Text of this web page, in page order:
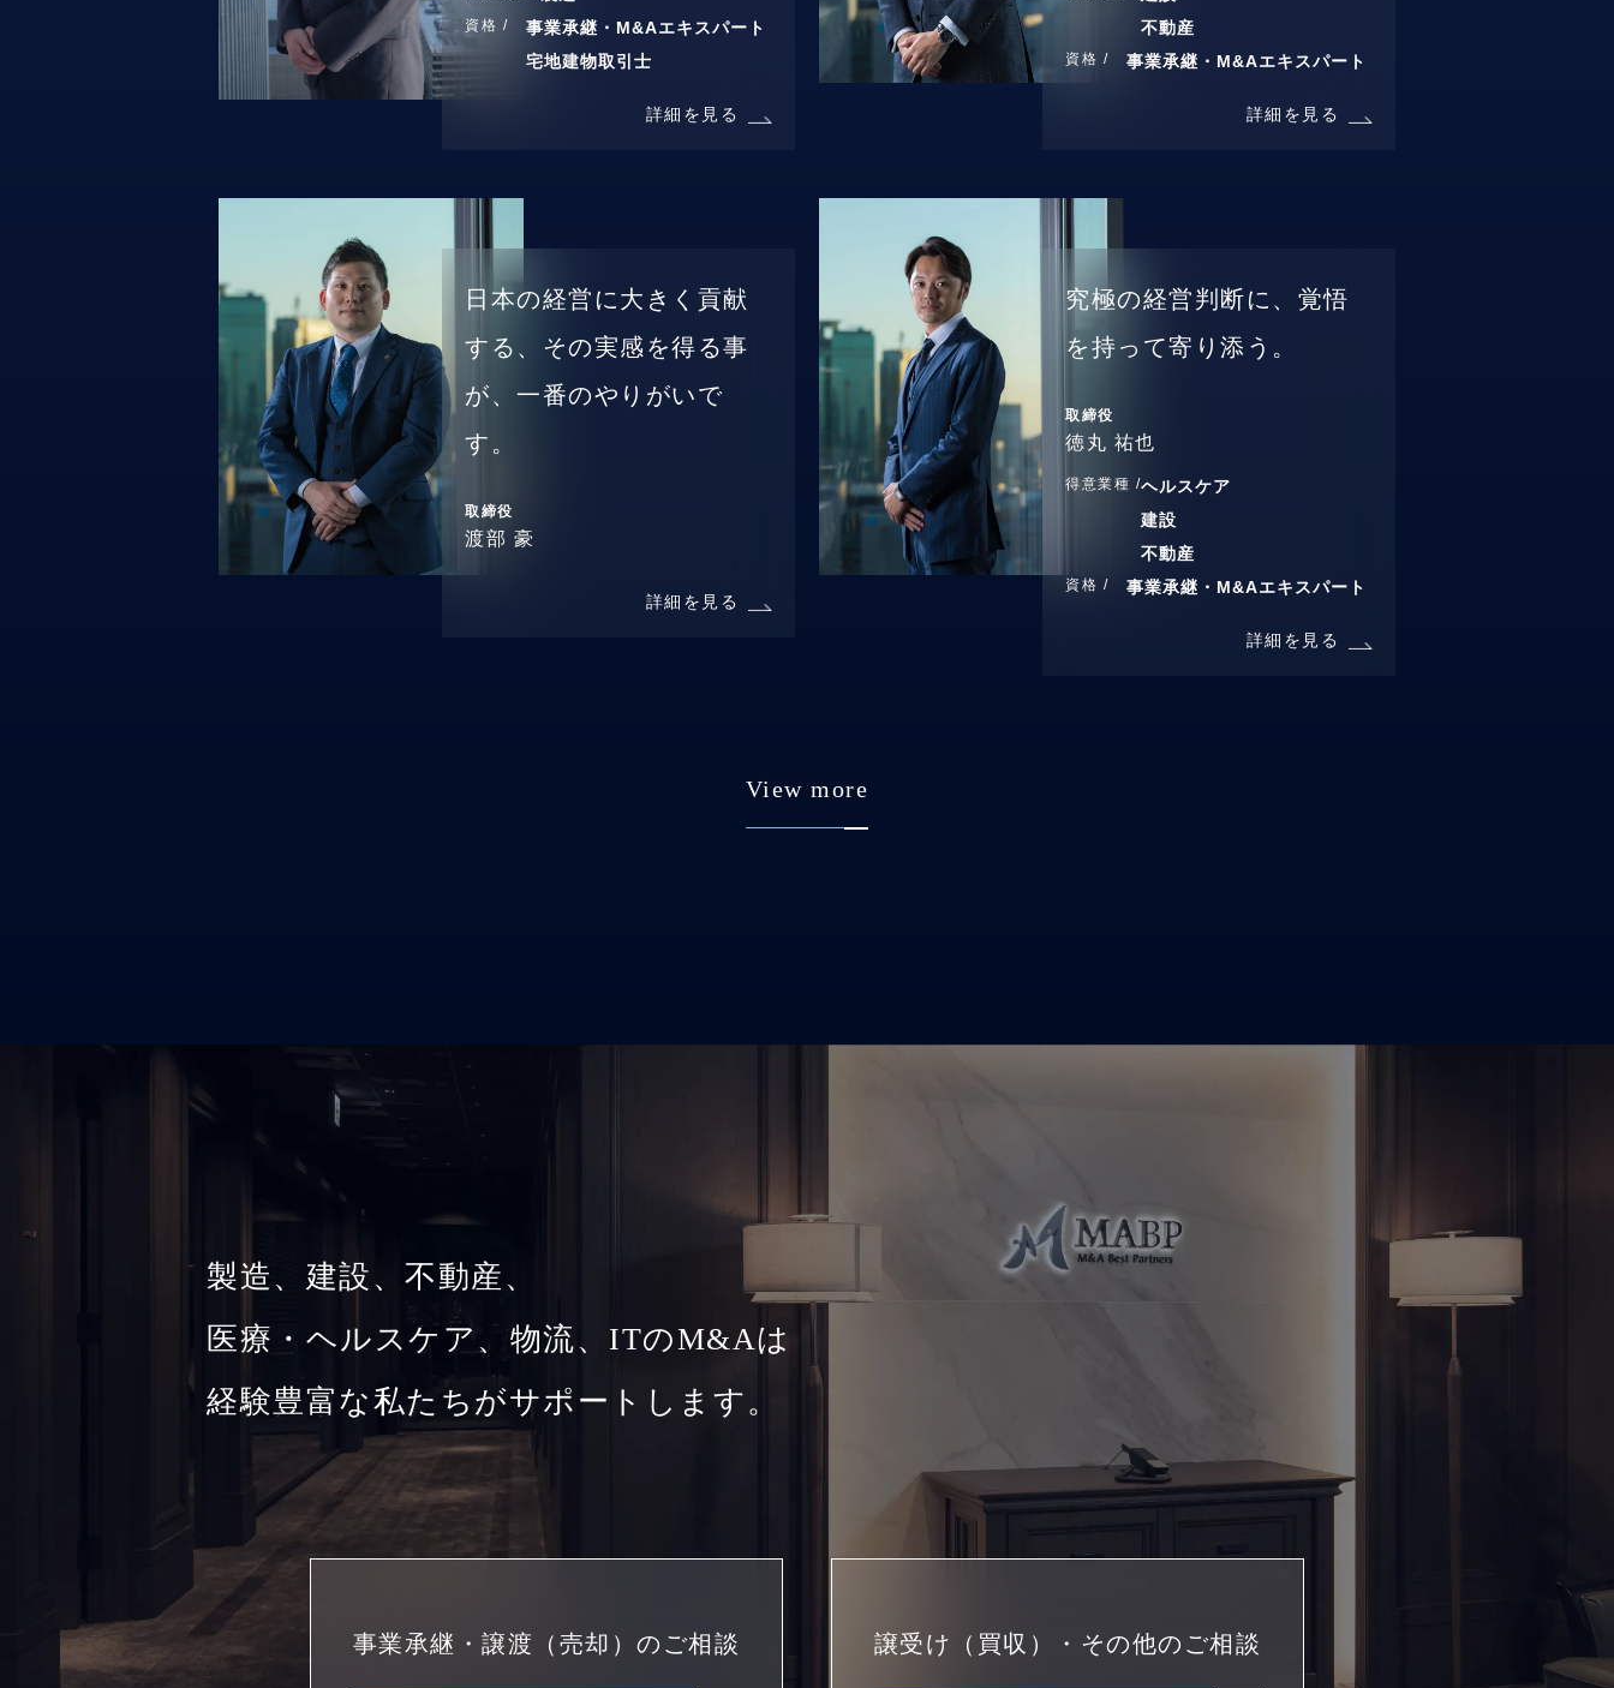
資格 /
事業承継・M&Aエキスパート
宅地建物取引士
詳細を見る
不動産
資格 / 事業承継・M&Aエキスパート
詳細を見る
日本の経営に大きく貢献
する、その実感を得る事
が、一番のやりがいで
す。
取締役
渡部 豪
詳細を見る
究極の経営判断に、覚悟
を持って寄り添う。
取締役
徳丸 祐也
得意業種 /ヘルスケア
建設
不動産
資格 / 事業承継・M&Aエキスパート
詳細を見る
View more
製造、建設、不動産、
医療・ヘルスケア、物流、ITのM&Aは
経験豊富な私たちがサポートします。
事業承継・譲渡（売却）のご相談 譲受け（買収）・その他のご相談